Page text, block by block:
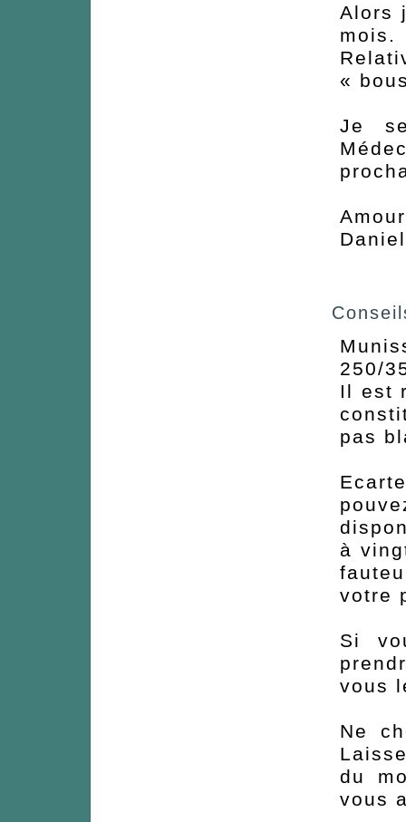
Alors
«
Je
Daniel
250/
Il est
pas
à
votre
Si
vous
Ne
du
vous